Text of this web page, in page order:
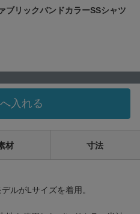
ブリックバンドカラーSSシャツ
入れる
材 寸法
ルがLサイズを着用。